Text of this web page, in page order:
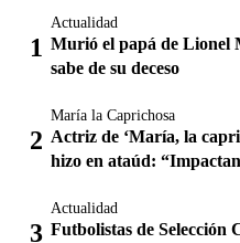
Actualidad
Murió el papá de Lionel
sabe de su deceso
María la Caprichosa
Actriz de ‘María, la
hizo en ataúd:
Actualidad
Futbolistas de Selección